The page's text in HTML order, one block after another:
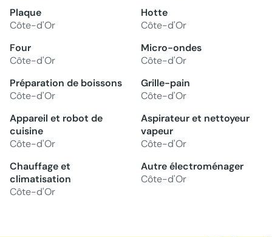
Plaque
Côte-d'Or
Hotte
Côte-d'Or
Four
Côte-d'Or
Micro-ondes
Côte-d'Or
Préparation de boissons
Côte-d'Or
Grille-pain
Côte-d'Or
Appareil et robot de
cuisine
Côte-d'Or
Aspirateur et nettoyeur
vapeur
Côte-d'Or
Chauffage et
climatisation
Côte-d'Or
Autre électroménager
Côte-d'Or